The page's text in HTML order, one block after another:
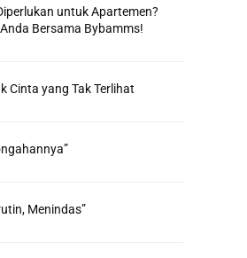
untuk Apartemen?
Bersama Bybamms!
Cinta yang Tak Terlihat
Menindas”